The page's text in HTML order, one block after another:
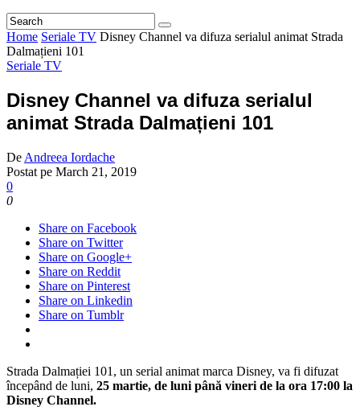
Home Seriale TV Disney Channel va difuza serialul animat Strada
Dalmațieni 101
Seriale TV
Disney Channel va difuza serialul
animat Strada Dalmațieni 101
De Andreea Iordache
Postat pe March 21, 2019
0
0
Share on Facebook
Share on Twitter
Share on Google+
Share on Reddit
Share on Pinterest
Share on Linkedin
Share on Tumblr
Strada Dalmației 101, un serial animat marca Disney, va fi difuzat
începând de luni, 25 martie, de luni până vineri de la ora 17:00 la
Disney Channel.